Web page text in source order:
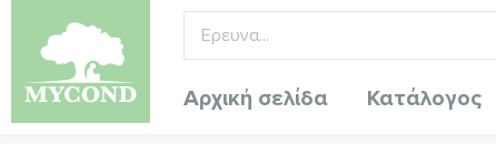
Αρχική σελίδα Κατάλογος